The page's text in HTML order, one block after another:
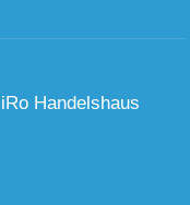
Handelshaus